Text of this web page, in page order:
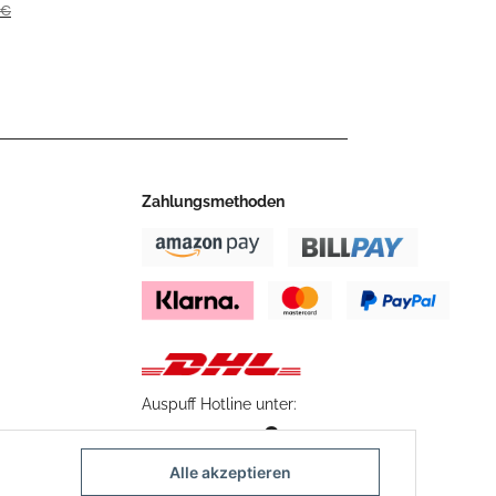
Alle akzeptieren
Zahlungsmethoden
Auspuff Hotline unter:
02303 – 983 77 27
Mo – Fr, 10:00 - 17:00 Uhr